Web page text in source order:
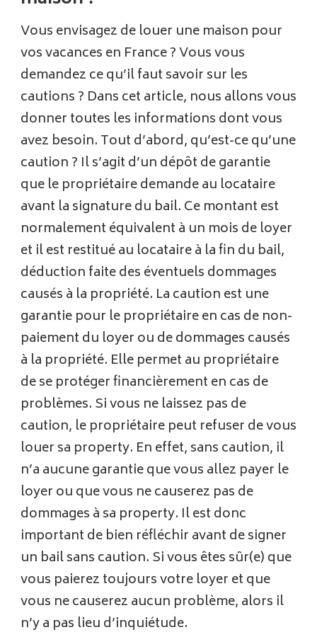
Vous envisagez de louer une maison pour
vos vacances en France ? Vous vous
demandez ce qu’il faut savoir sur les
cautions ? Dans cet article, nous allons vous
donner toutes les informations dont vous
avez besoin. Tout d’abord, qu’est-ce qu’une
caution ? Il s’agit d’un dépôt de garantie
que le propriétaire demande au locataire
avant la signature du bail. Ce montant est
normalement équivalent à un mois de loyer
et il est restitué au locataire à la fin du bail,
déduction faite des éventuels dommages
causés à la propriété. La caution est une
garantie pour le propriétaire en cas de non-
paiement du loyer ou de dommages causés
à la propriété. Elle permet au propriétaire
de se protéger financièrement en cas de
problèmes. Si vous ne laissez pas de
caution, le propriétaire peut refuser de vous
louer sa property. En effet, sans caution, il
n’a aucune garantie que vous allez payer le
loyer ou que vous ne causerez pas de
dommages à sa property. Il est donc
important de bien réfléchir avant de signer
un bail sans caution. Si vous êtes sûr(e) que
vous paierez toujours votre loyer et que
vous ne causerez aucun problème, alors il
n’y a pas lieu d’inquiétude.